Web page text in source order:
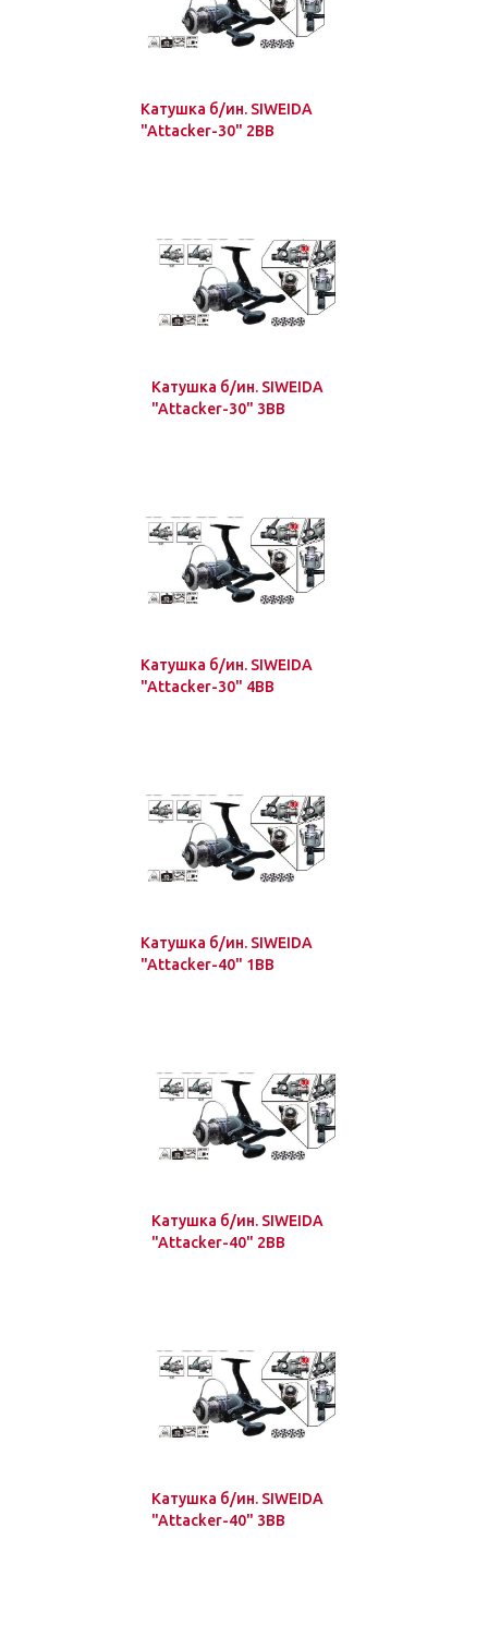
Катушка б/ин. SIWEIDA
"Attacker-30" 2BB
Катушка б/ин. SIWEIDA
"Attacker-30" 3BB
Катушка б/ин. SIWEIDA
"Attacker-30" 4BB
Катушка б/ин. SIWEIDA
"Attacker-40" 1BB
Катушка б/ин. SIWEIDA
"Attacker-40" 2BB
Катушка б/ин. SIWEIDA
"Attacker-40" 3BB